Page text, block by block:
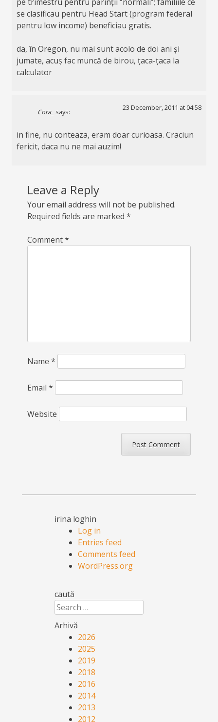
se clasificau pentru Head Start (program federal
pentru low income) beneficiau gratis.
da, în Oregon, nu mai sunt acolo de doi ani și
jumate, acuș fac muncă de birou, țaca-țaca la
calculator
Cora_ says:
23 December, 2011 at 04:58
in fine, nu conteaza, eram doar curioasa. Craciun
fericit, daca nu ne mai auzim!
Leave a Reply
Your email address will not be published.
Required fields are marked *
Comment*
Name *
Email *
Website
irina loghin
Log in
Entries feed
Comments feed
WordPress.org
caută
Search
Arhivă
2026
2025
2019
2018
2016
2014
2013
2012